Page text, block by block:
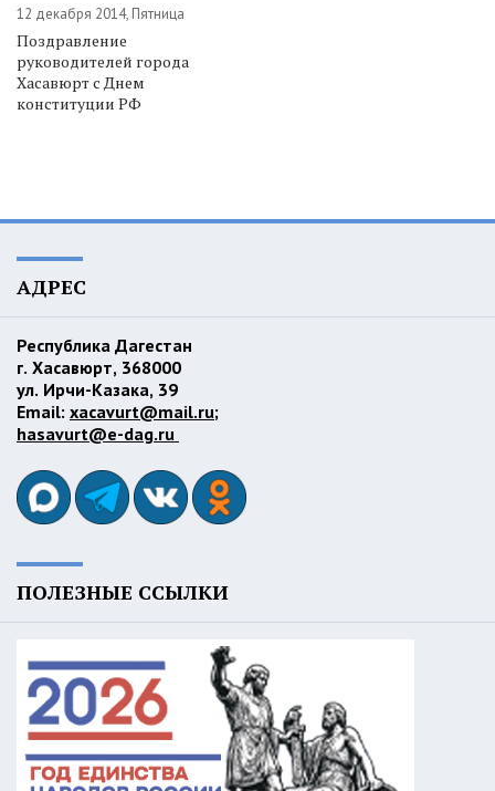
12 декабря 2014, Пятница
Поздравление
руководителей города
Хасавюрт с Днем
конституции РФ
АДРЕС
Республика Дагестан
г. Хасавюрт, 368000
ул. Ирчи-Казака, 39
Email: xacavurt@mail.ru;
hasavurt@e-dag.ru
ПОЛЕЗНЫЕ ССЫЛКИ